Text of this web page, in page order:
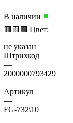
В наличии ●
🟥 🟨 🟩 Цвет:
не указан
Штрихкод
—
2000000793429
Артикул
—
FG-732\10